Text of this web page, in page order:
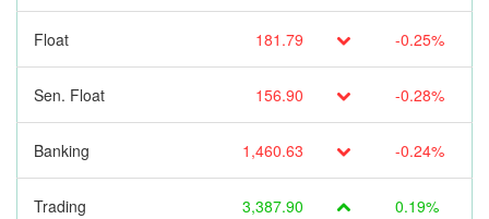
Float 181.79 -0.25%
Sen. Float 156.90 -0.28%
Banking 1,460.63 -0.24%
Trading 3,387.90 0.19%